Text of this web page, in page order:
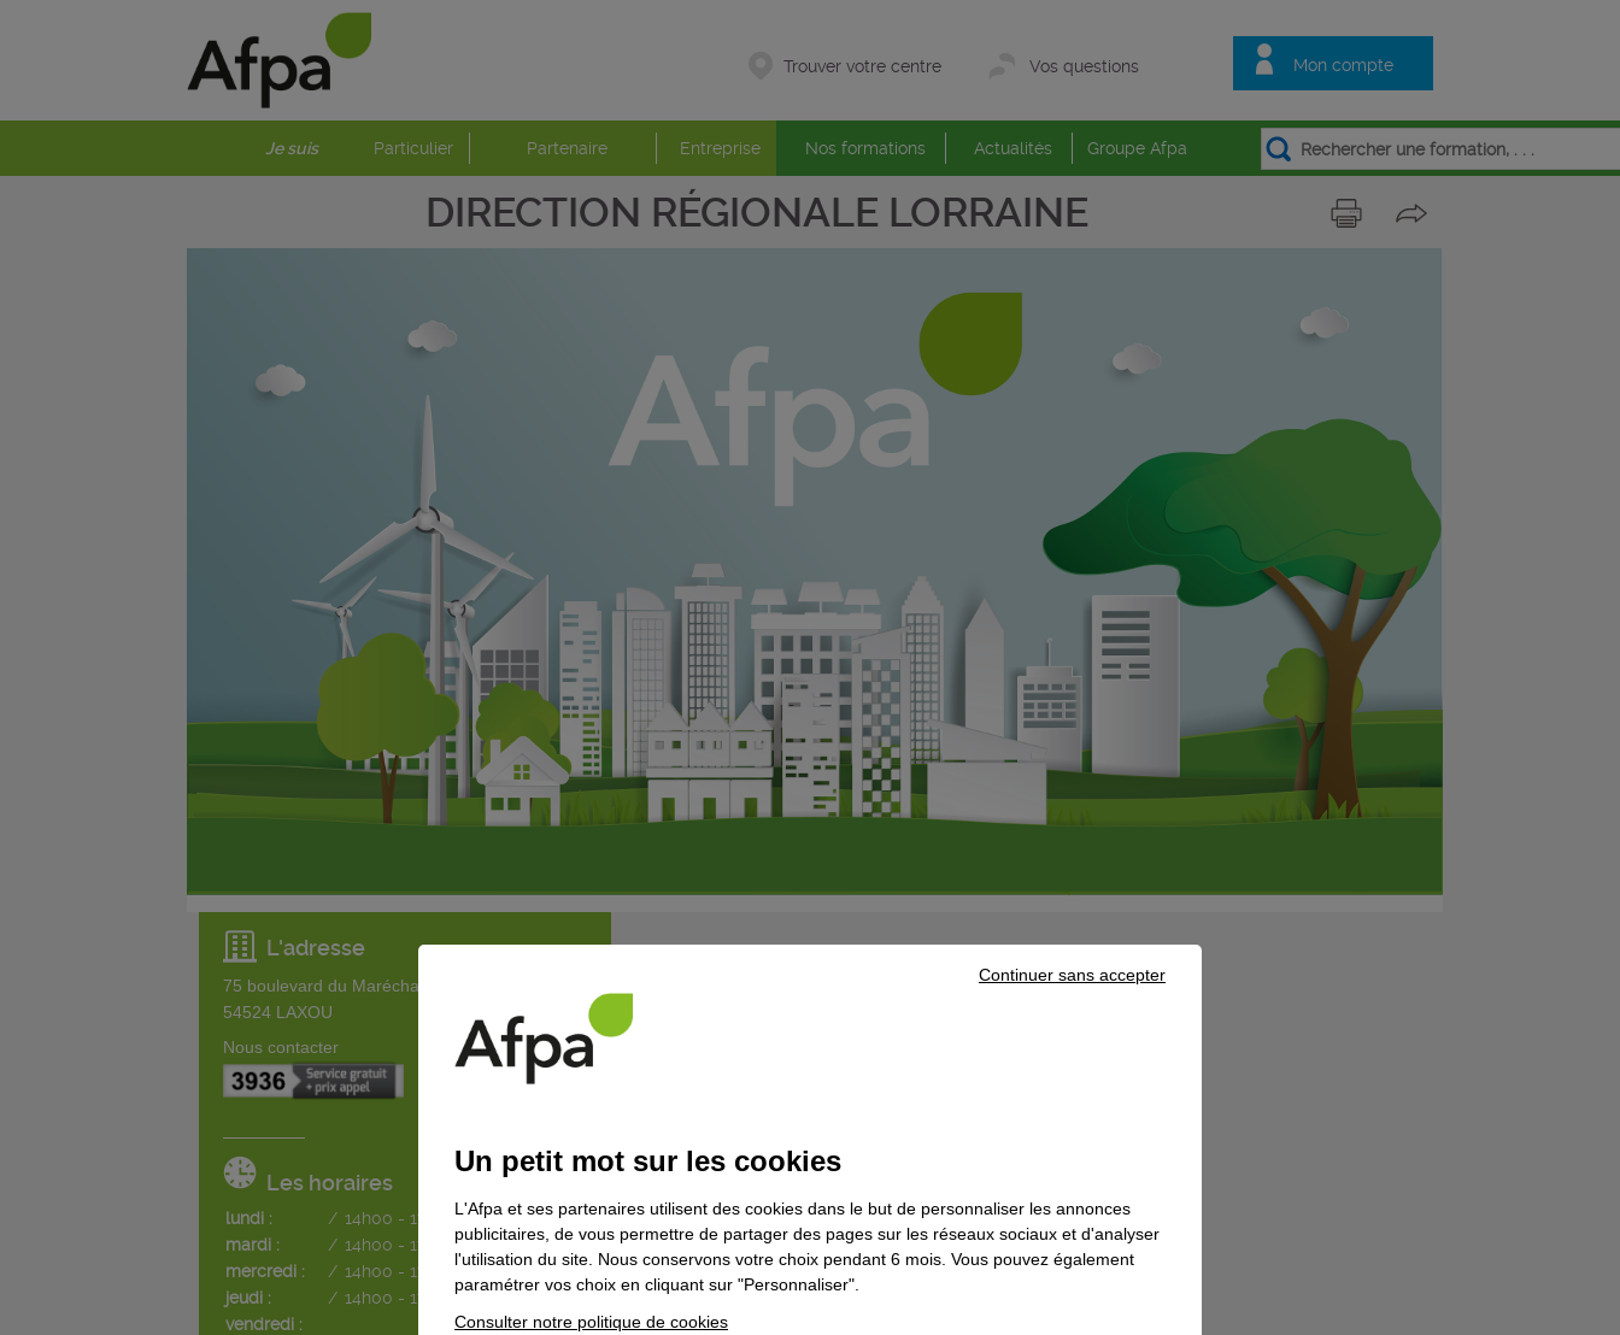
Mon compte
Trouver votre centre Vos questions
Je suis Particulier Partenaire Entreprise Nos formations Actualités Groupe Afpa
DIRECTION RÉGIONALE LORRAINE
L'adresse
75 boulevard du Maréchal FOCH
54524 LAXOU
Nous contacter
Les horaires
lundi : / 14h00 - 17h00
mardi :
/ 14h00 - 17h00
mercredi :
/ 14h00 - 17h00
jeudi :
/ 14h00 - 17h00
vendredi :
Un petit mot sur les cookies
L'Afpa et ses partenaires utilisent des cookies dans le but de personnaliser les annonces
publicitaires, de vous permettre de partager des pages sur les réseaux sociaux et d'analyser
l'utilisation du site. Nous conservons votre choix pendant 6 mois. Vous pouvez également
paramétrer vos choix en cliquant sur "Personnaliser".
Consulter notre politique de cookies
Continuer sans accepter